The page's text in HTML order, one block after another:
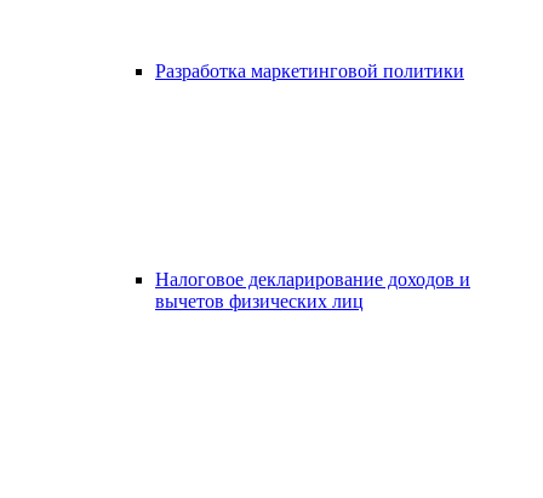
Разработка маркетинговой политики
Налоговое декларирование доходов и
вычетов физических лиц